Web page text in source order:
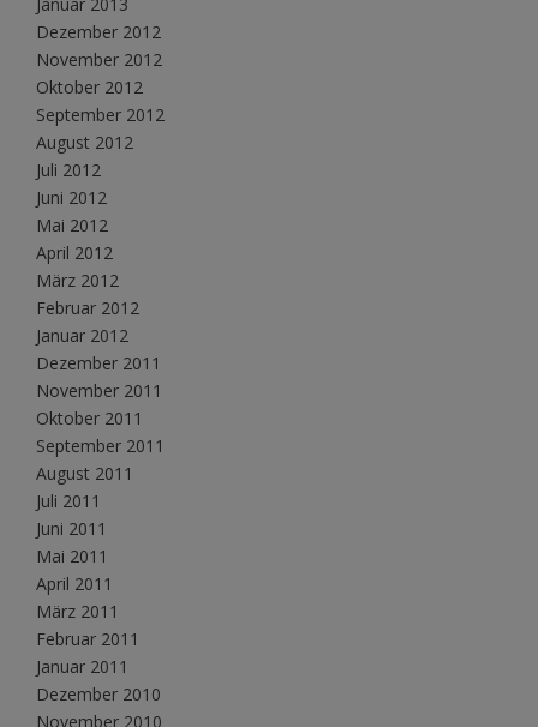
Januar 2013
Dezember 2012
November 2012
Oktober 2012
September 2012
August 2012
Juli 2012
Juni 2012
Mai 2012
April 2012
März 2012
Februar 2012
Januar 2012
Dezember 2011
November 2011
Oktober 2011
September 2011
August 2011
Juli 2011
Juni 2011
Mai 2011
April 2011
März 2011
Februar 2011
Januar 2011
Dezember 2010
November 2010